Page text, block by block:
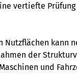
vertiefte
Nutzflächen kann
der
und